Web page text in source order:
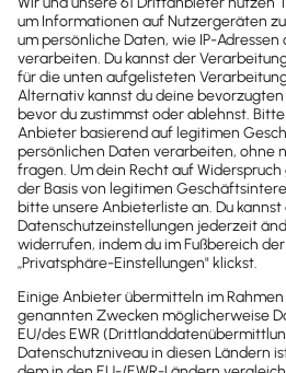
5
Belege werden
gebucht und
Wenigerunbezahlte